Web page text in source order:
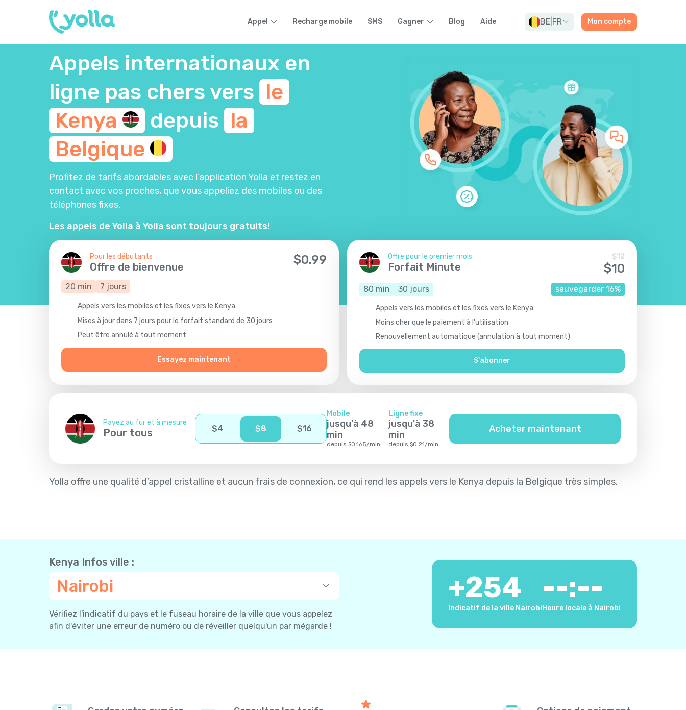
Appel Recharge mobile SMS Gagner Blog Aide BE FR Mon compte
Appels internationaux en
ligne pas chers vers le
Kenya
depuis la
Belgique
Profitez de tarifs abordables avec l’application Yolla et restez en
contact avec vos proches, que vous appeliez des mobiles ou des
téléphones fixes.
Les appels de Yolla à Yolla sont toujours gratuits!
Pour les débutants
Offre de bienvenue $0.99
20 min 7 jours
Appels vers les mobiles et les fixes vers le Kenya
Mises à jour dans 7 jours pour le forfait standard de 30 jours
Peut être annulé à tout moment
Essayez maintenant
Offre pour le premier mois
Forfait Minute
$12
$10
80 min 30 jours sauvegarder 16%
Appels vers les mobiles et les fixes vers le Kenya
Moins cher que le paiement à l'utilisation
Renouvellement automatique (annulation à tout moment)
S'abonner
Payez au fur et à mesure
Pour tous $4 $8 $16
Mobile
jusqu'à 48
min
depuis $0.165/min
Ligne fixe
jusqu'à 38
min
depuis $0.21/min
Acheter maintenant
Yolla offre une qualité d’appel cristalline et aucun frais de connexion, ce qui rend les appels vers le Kenya depuis la Belgique très simples.
Kenya Infos ville :
Nairobi
Vérifiez l'indicatif du pays et le fuseau horaire de la ville que vous appelez
afin d'éviter une erreur de numéro ou de réveiller quelqu'un par mégarde !
+254
Indicatif de la ville Nairobi
--:--
Heure locale à Nairobi